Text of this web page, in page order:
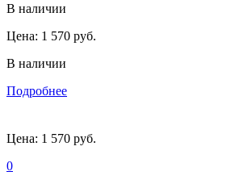
В наличии
Цена: 1 570 руб.
В наличии
Подробнее
Цена: 1 570 руб.
0